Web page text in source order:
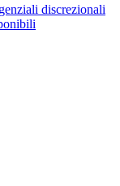
discrezionali